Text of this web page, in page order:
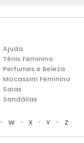
Ajuda
Tênis Feminino
Perfumes e Beleza
Mocassim Feminino
Saias
Sandálias
• W • X • Y • Z